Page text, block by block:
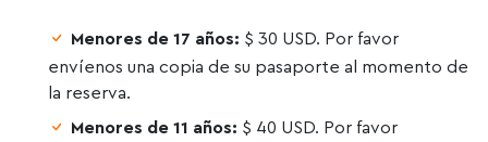
Menores de 17 años: $ 30 USD. Por favor
envíenos una copia de su pasaporte al momento de
la reserva.
Menores de 11 años: $ 40 USD. Por favor